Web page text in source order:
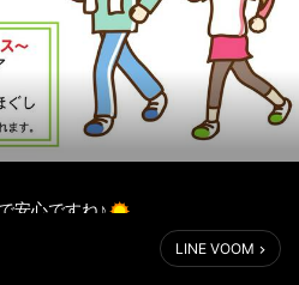
安心ですね♪
ン参加者は入館料100円引きです！
LINE VOOM